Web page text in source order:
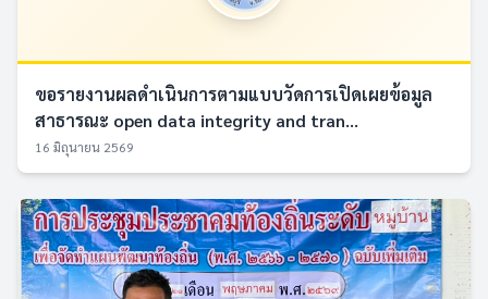
ขอรายงานผลดำเนินการตามแบบวัดการเปิดเผยข้อมูล
สาธารณะ open data integrity and tran...
16 มิถุนายน 2569